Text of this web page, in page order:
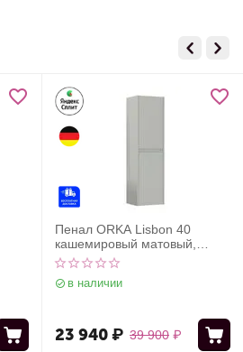
Пенал ORKA Lisbon 40
кашемировый матовый,
универсальный
в наличии
39 900 ₽
23 940₽